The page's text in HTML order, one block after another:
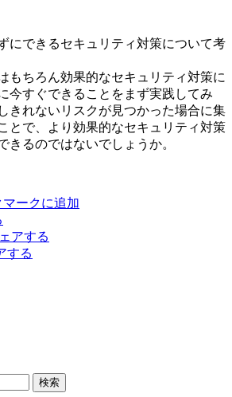
にできるセキュリティ対策について考
もちろん効果的なセキュリティ対策に
今すぐできることをまず実践してみ
きれないリスクが見つかった場合に集
とで、より効果的なセキュリティ対策
きるのではないでしょうか。